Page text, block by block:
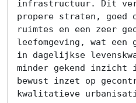
infrastructuur. Dit
propere straten, goed
ruimtes en een zeer
leefomgeving, wat een
in dagelijkse
minder gekend inzicht
bewust inzet op
kwalitatieve